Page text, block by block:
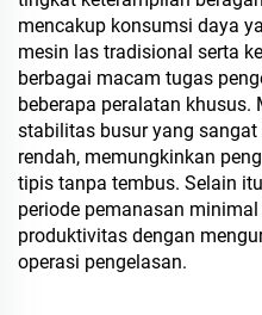
mencakup konsumsi daya
mesin las tradisional serta
berbagai macam tugas
beberapa peralatan
stabilitas busur yang
rendah, memungkinkan
tipis tanpa tembus. Selain
periode pemanasan
produktivitas dengan
operasi pengelasan.